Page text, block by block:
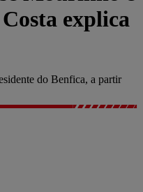
explica
do Benfica, a partir